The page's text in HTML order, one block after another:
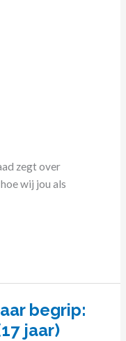
zegt over
wij jou als
begrip:
jaar)